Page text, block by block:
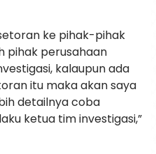
ke pihak-pihak
pihak perusahaan
kalaupun ada
itu maka akan saya
detailnya coba
ketua tim investigasi,”